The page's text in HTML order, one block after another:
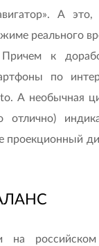
А
реального
к
по
А необычная
отлично)
проекционный
на